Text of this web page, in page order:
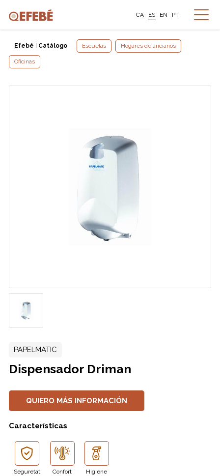
CA ES EN PT
Efebé Catálogo Escuelas Hogares de ancianos
Oficinas
PAPELMATIC
Dispensador Driman
QUIERO MÁS INFORMACIÓN
Características
Seguretat Confort Higiene